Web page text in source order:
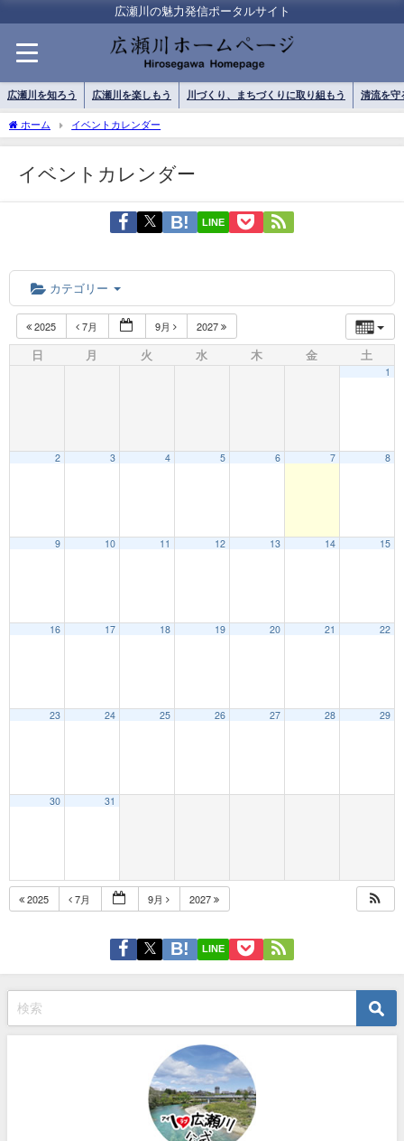
広瀬川の魅力発信ポータルサイト
広瀬川を知ろう 広瀬川を楽しもう 川づくり、まちづくりに取り組もう 清流を守
ホーム イベントカレンダー
イベントカレンダー
LINE
カテゴリー
2025 7月 9月 2027
日 月 火 水 木 金 土
1
2 3 4 5 6 7 8
9 10 11 12 13 14 15
16 17 18 19 20 21 22
23 24 25 26 27 28 29
30 31
2025 7月 9月 2027
LINE